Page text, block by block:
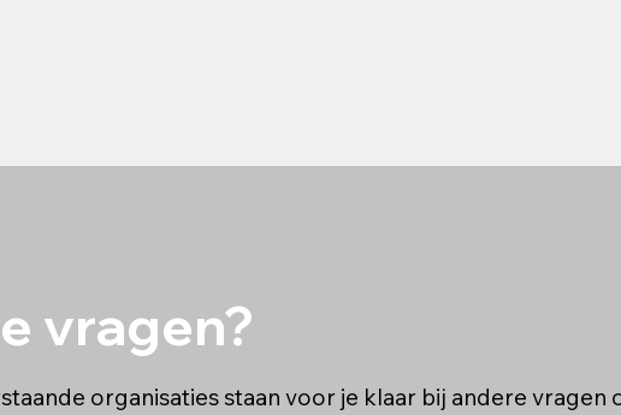
organisaties staan voor je klaar bij andere vragen
vragen?